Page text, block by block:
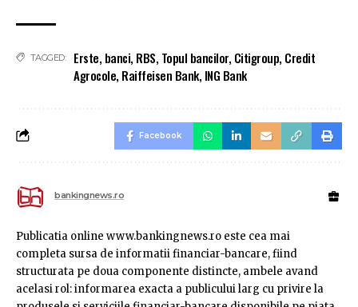
TAGGED: Erste, banci, RBS, Topul bancilor, Citigroup, Credit
Agrocole, Raiffeisen Bank, ING Bank
Facebook
bankingnews.ro
Publicatia online www.bankingnews.ro este cea mai
completa sursa de informatii financiar-bancare, fiind
structurata pe doua componente distincte, ambele avand
acelasi rol: informarea exacta a publicului larg cu privire la